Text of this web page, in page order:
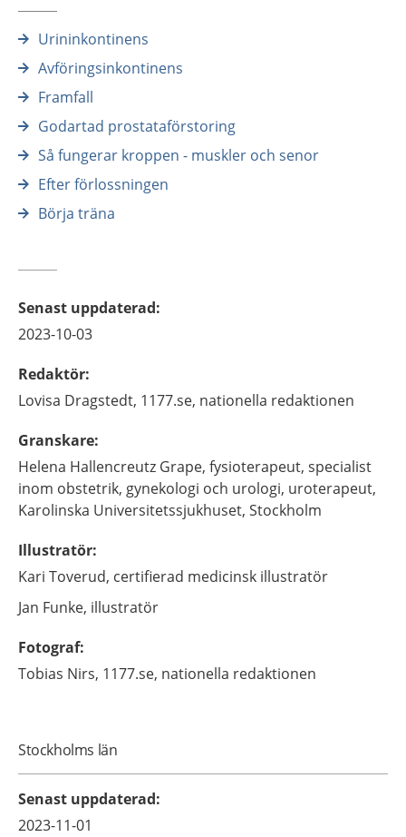
Urininkontinens
Avföringsinkontinens
Framfall
Godartad prostataförstoring
Så fungerar kroppen - muskler och senor
Efter förlossningen
Börja träna
Senast uppdaterad:
2023-10-03
Redaktör:
Lovisa Dragstedt, 1177.se, nationella redaktionen
Granskare:
Helena Hallencreutz Grape, fysioterapeut, specialist
inom obstetrik, gynekologi och urologi, uroterapeut,
Karolinska Universitetssjukhuset, Stockholm
Illustratör:
Kari Toverud, certifierad medicinsk illustratör
Jan Funke, illustratör
Fotograf:
Tobias Nirs, 1177.se, nationella redaktionen
Stockholms län
Senast uppdaterad:
2023-11-01